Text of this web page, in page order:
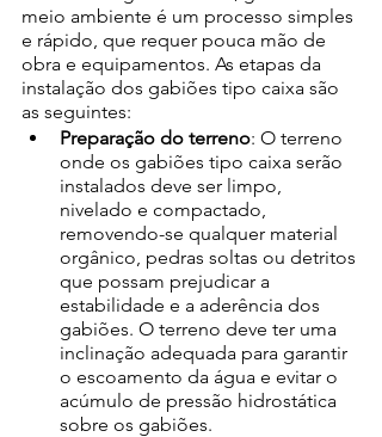
meio ambiente é um processo simples
e rápido, que requer pouca mão de
obra e equipamentos. As etapas da
instalação dos gabiões tipo caixa são
as seguintes:
Preparação do terreno: O terreno
onde os gabiões tipo caixa serão
instalados deve ser limpo,
nivelado e compactado,
removendo-se qualquer material
orgânico, pedras soltas ou detritos
que possam prejudicar a
estabilidade e a aderência dos
gabiões. O terreno deve ter uma
inclinação adequada para garantir
o escoamento da água e evitar o
acúmulo de pressão hidrostática
sobre os gabiões.